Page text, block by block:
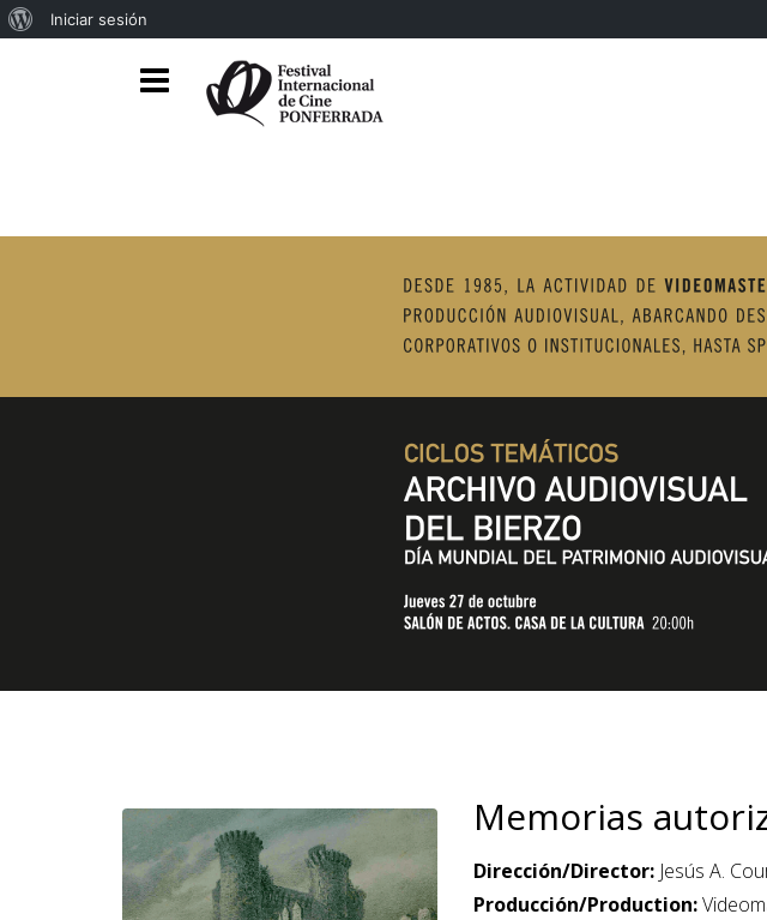
Memorias
Dirección/Director:Jesús A.
Producción/Production:
Iniciar sesión